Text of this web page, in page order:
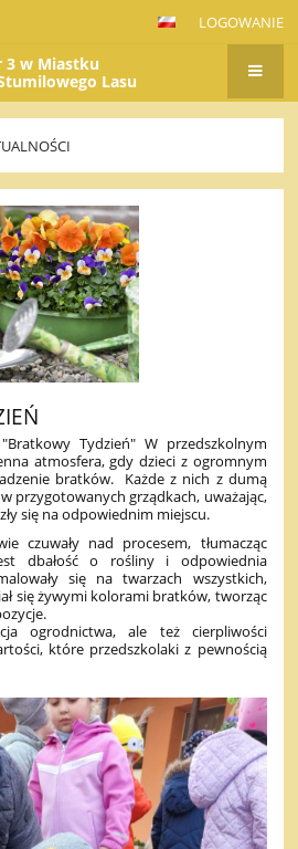
LOGOWANIE
3 w Miastku
Lasu
"Bratkowy Tydzień" W przedszkolnym
atmosfera, gdy dzieci z ogromnym
bratków. Każde z nich z dumą
przygotowanych grządkach, uważając,
się na odpowiednim miejscu.
czuwały nad procesem, tłumacząc
dbałość o rośliny i odpowiednia
się na twarzach wszystkich,
się żywymi kolorami bratków, tworząc
ogrodnictwa, ale też cierpliwości
które przedszkolaki z pewnością